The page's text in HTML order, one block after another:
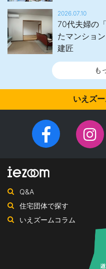
2026.07.10
70代夫婦の
たマンショ
建匠
も
いえズ
住宅会社を選びませんか？
住宅新聞社が、日頃の住宅業
ーカー・工務店を紹介するサ
Facebook
ー
ジ
Q&A
住宅団体で探す
いえズームコラム